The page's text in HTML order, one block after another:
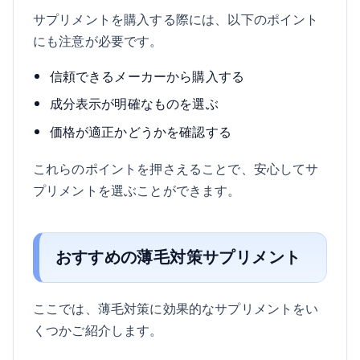
サプリメントを購入する際には、以下のポイント
にも注意が必要です。
信頼できるメーカーから購入する
成分表示が明確なものを選ぶ
価格が適正かどうかを確認する
これらのポイントを押さえることで、安心してサ
プリメントを選ぶことができます。
おすすめの薄毛対策サプリメント
ここでは、薄毛対策に効果的なサプリメントをい
くつかご紹介します。